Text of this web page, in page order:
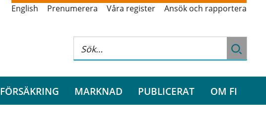
English Prenumerera Våra register Ansök och rapportera
FÖRSÄKRING MARKNAD PUBLICERAT OM FI